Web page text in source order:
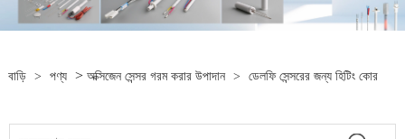
বাড়ি > পণ্য > অক্সিজেন সেন্সর গরম করার উপাদান > ডেলফি সেন্সরের জন্য হিটিং কোর